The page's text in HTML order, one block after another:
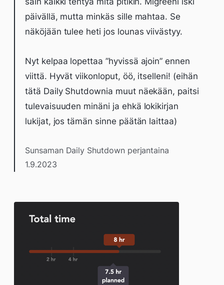
päivällä, mutta minkäs sille mahtaa. Se
näköjään tulee heti jos lounas viivästyy.
Nyt kelpaa lopettaa ”hyvissä ajoin” ennen
viittä. Hyvät viikonloput, öö, itselleni! (eihän
tätä Daily Shutdownia muut näekään, paitsi
tulevaisuuden minäni ja ehkä lokikirjan
lukijat, jos tämän sinne päätän laittaa)
Sunsaman Daily Shutdown perjantaina
1.9.2023